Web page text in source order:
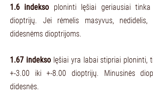
1.6 indekso ploninti lęšiai geriausiai
dioptrijų. Jei rėmelis masyvus,
didesnėms dioptrijoms.
1.67 indeksolęšiai yra labai stipriai ploninti,
+-3.00 iki +-8.00 dioptrijų. Minusinės
didesnės.